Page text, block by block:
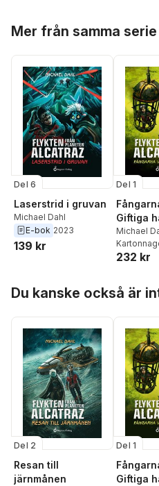
Mer från samma serie
Del 6
Laserstrid i gruvan
Michael Dahl
E-bok 2023
139 kr
Del 1
Giftiga
Michael
232 kr
Du kanske också är
Del 2
Resan till
järnmånen
Del 1
Giftiga